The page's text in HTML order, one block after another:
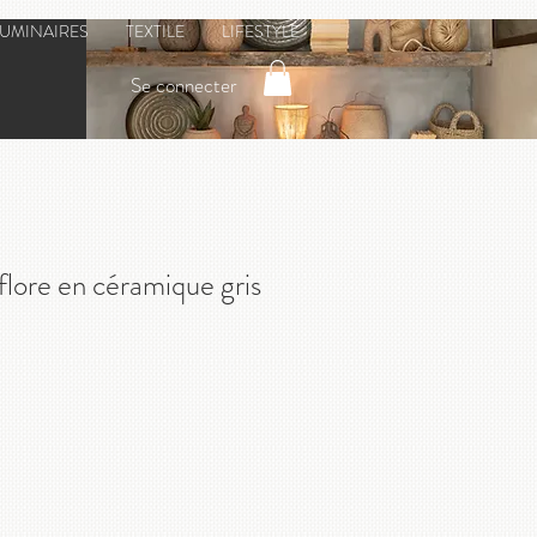
TEXTILE LIFESTYLE
Se connecter
en céramique gris